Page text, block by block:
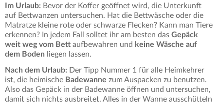
Im Urlaub: Bevor der Koffer geöffnet wird, die Unterkunft
auf Bettwanzen untersuchen. Hat die Bettwäsche oder die
Matratze kleine rote oder schwarze Flecken? Kann man Tiere
erkennen? In jedem Fall solltet ihr am besten das Gepäck
weit weg vom Bett aufbewahren und keine Wäsche auf
dem Boden
liegen lassen.
Nach dem Urlaub: Der Tipp Nummer 1 für alle Heimkehrer
ist, die heimische Badewanne zum Auspacken zu benutzen.
Also das Gepäck in der Badewanne öffnen und untersuchen,
damit sich nichts ausbreitet. Alles in der Wanne ausschütteln